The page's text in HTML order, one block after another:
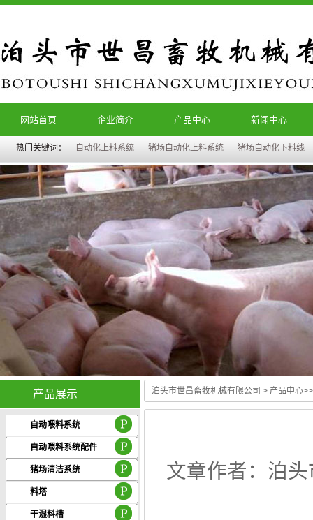
网站首页 企业简介 产品中心 新闻中心
热门关键词： 自动化上料系统 猪场自动化上料系统 猪场自动化下料线
产品展示
自动喂料系统
自动喂料系统配件
猪场清洁系统
料塔
干湿料槽
泊头市世昌畜牧机械有限公司 > 产品中心
文章作者：泊